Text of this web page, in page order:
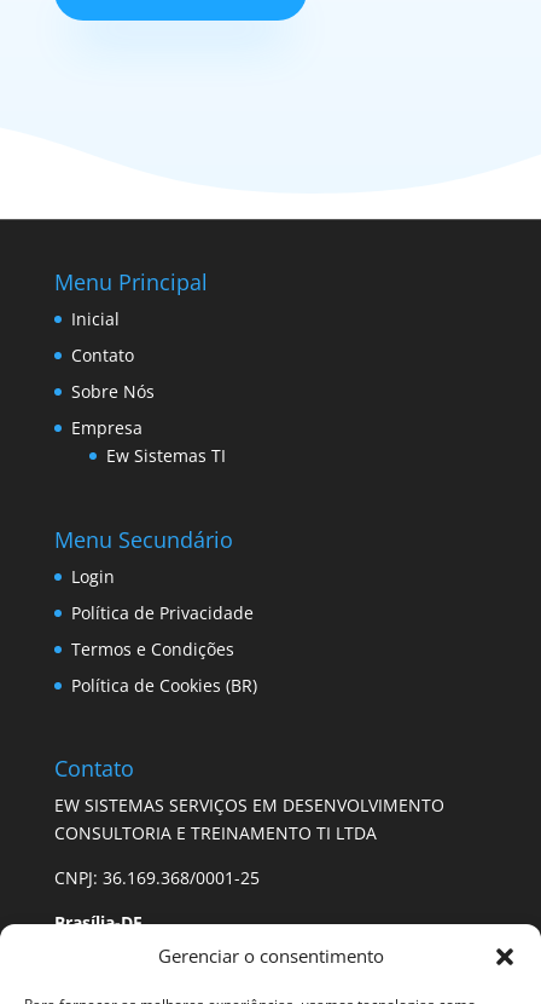
Gerenciar o consentimento
Menu Principal
Inicial
Contato
Sobre Nós
Empresa
Ew Sistemas TI
Menu Secundário
Login
Política de Privacidade
Termos e Condições
Política de Cookies (BR)
Contato
EW SISTEMAS SERVIÇOS EM DESENVOLVIMENTO
CONSULTORIA E TREINAMENTO TI LTDA
CNPJ: 36.169.368/0001-25
Brasília-DF
SHS Quadra 6, Conjunto A, Edifício Brasil 21 Bloco A
Sala 501, Asa Sul – Brasília – DF. CEP 70.316-000.